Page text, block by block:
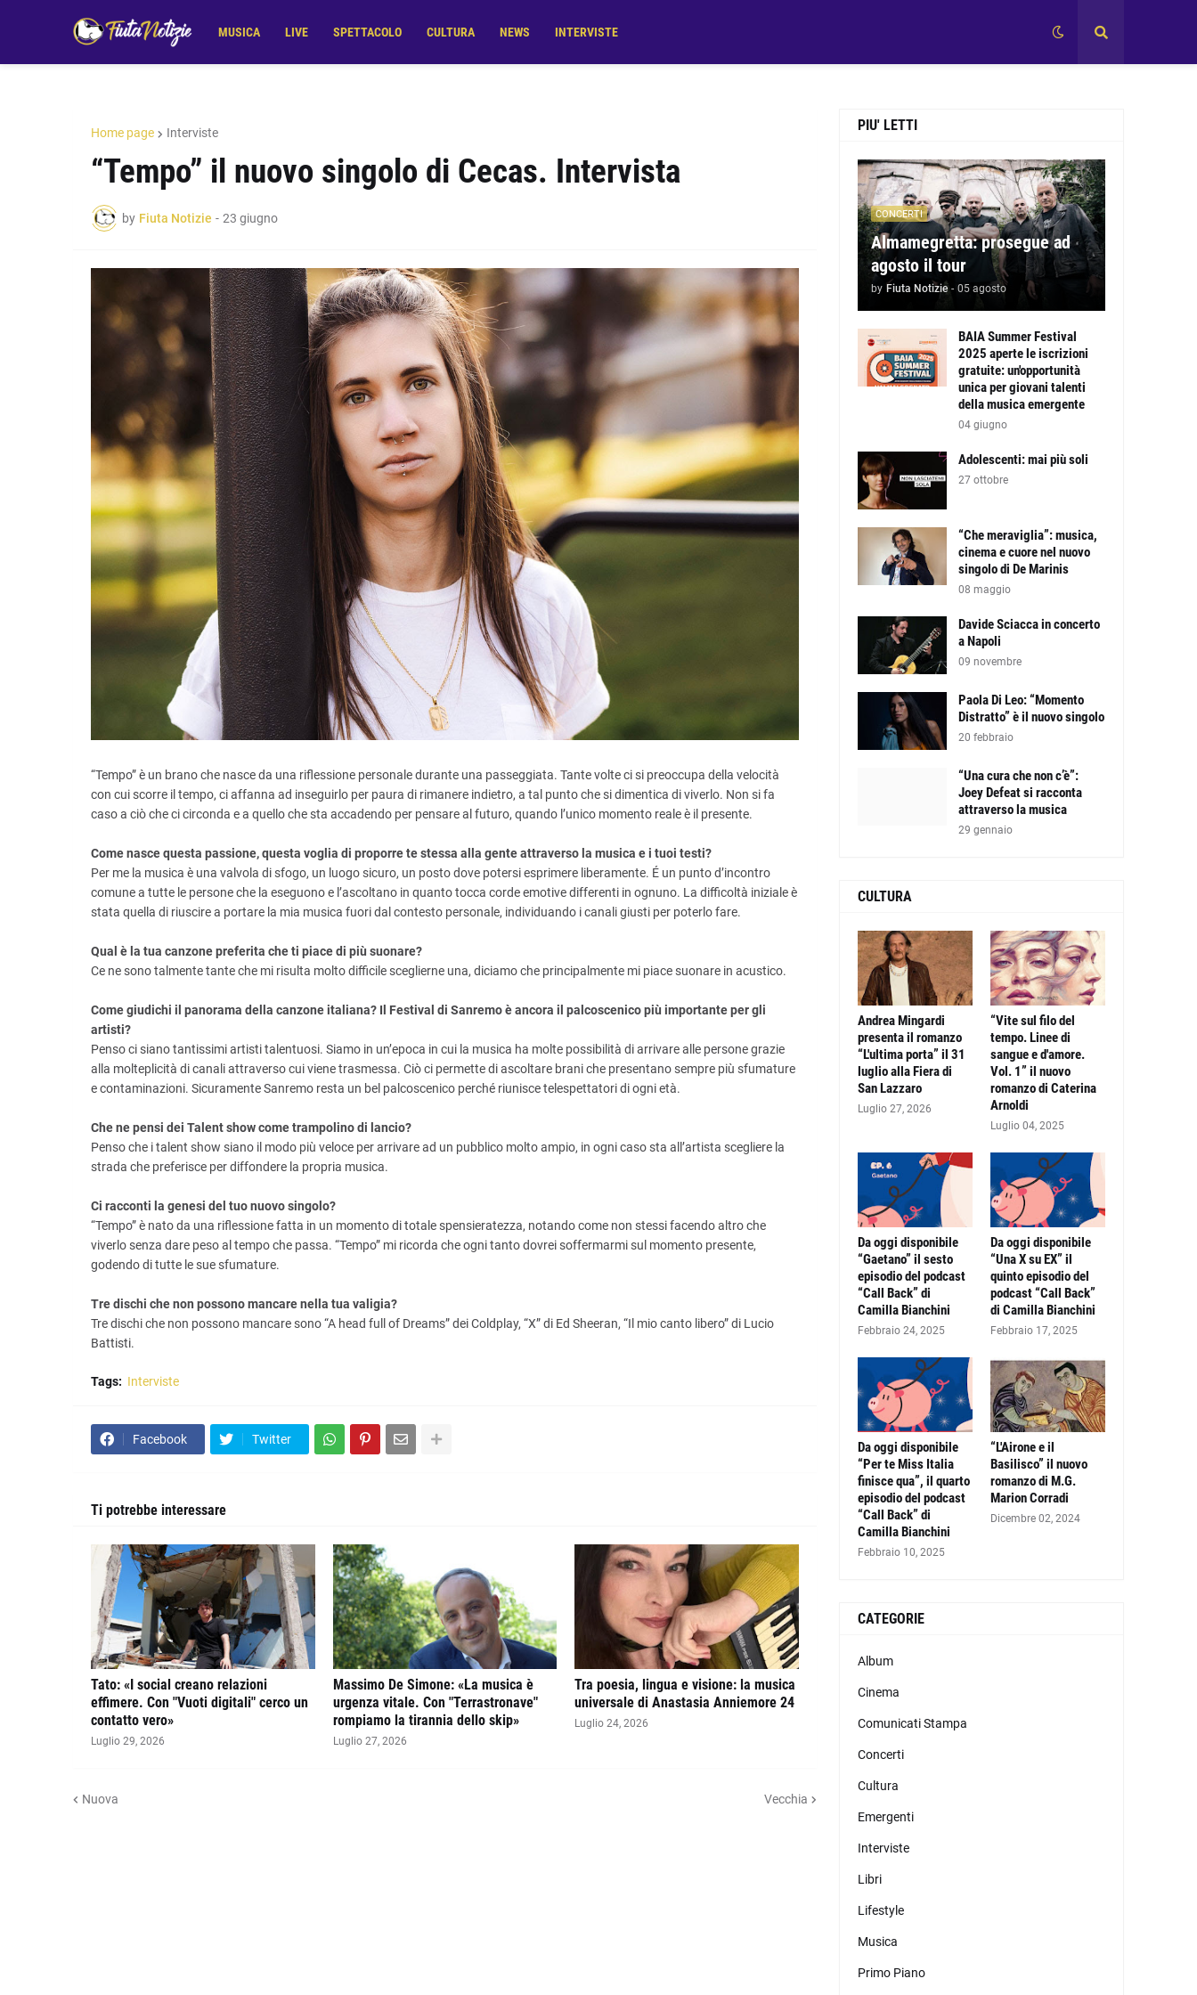
MUSICA LIVE SPETTACOLO CULTURA NEWS INTERVISTE
Home page Interviste
“Tempo” il nuovo singolo di Cecas. Intervista
by Fiuta Notizie - 23 giugno
“Tempo” è un brano che nasce da una riflessione personale durante una passeggiata. Tante volte ci si preoccupa della velocità
con cui scorre il tempo, ci affanna ad inseguirlo per paura di rimanere indietro, a tal punto che si dimentica di viverlo. Non si fa
caso a ciò che ci circonda e a quello che sta accadendo per pensare al futuro, quando l’unico momento reale è il presente.
Come nasce questa passione, questa voglia di proporre te stessa alla gente attraverso la musica e i tuoi testi?
Per me la musica è una valvola di sfogo, un luogo sicuro, un posto dove potersi esprimere liberamente. É un punto d’incontro
comune a tutte le persone che la eseguono e l’ascoltano in quanto tocca corde emotive differenti in ognuno. La difficoltà iniziale è
stata quella di riuscire a portare la mia musica fuori dal contesto personale, individuando i canali giusti per poterlo fare.
Qual è la tua canzone preferita che ti piace di più suonare?
Ce ne sono talmente tante che mi risulta molto difficile sceglierne una, diciamo che principalmente mi piace suonare in acustico.
Come giudichi il panorama della canzone italiana? Il Festival di Sanremo è ancora il palcoscenico più importante per gli
artisti?
Penso ci siano tantissimi artisti talentuosi. Siamo in un’epoca in cui la musica ha molte possibilità di arrivare alle persone grazie
alla molteplicità di canali attraverso cui viene trasmessa. Ciò ci permette di ascoltare brani che presentano sempre più sfumature
e contaminazioni. Sicuramente Sanremo resta un bel palcoscenico perché riunisce telespettatori di ogni età.
Che ne pensi dei Talent show come trampolino di lancio?
Penso che i talent show siano il modo più veloce per arrivare ad un pubblico molto ampio, in ogni caso sta all’artista scegliere la
strada che preferisce per diffondere la propria musica.
Ci racconti la genesi del tuo nuovo singolo?
“Tempo” è nato da una riflessione fatta in un momento di totale spensieratezza, notando come non stessi facendo altro che
viverlo senza dare peso al tempo che passa. “Tempo” mi ricorda che ogni tanto dovrei soffermarmi sul momento presente,
godendo di tutte le sue sfumature.
Tre dischi che non possono mancare nella tua valigia?
Tre dischi che non possono mancare sono “A head full of Dreams” dei Coldplay, “X” di Ed Sheeran, “Il mio canto libero” di Lucio
Battisti.
Tags: Interviste
Facebook Twitter
Ti potrebbe interessare
Tato: «I social creano relazioni
effimere. Con "Vuoti digitali" cerco un
contatto vero»
Luglio 29, 2026
Massimo De Simone: «La musica è
urgenza vitale. Con "Terrastronave"
rompiamo la tirannia dello skip»
Luglio 27, 2026
Tra poesia, lingua e visione: la musica
universale di Anastasia Anniemore 24
Luglio 24, 2026
Nuova Vecchia
PIU' LETTI
CONCERTI
Almamegretta: prosegue ad
agosto il tour
by Fiuta Notizie - 05 agosto
BAIA Summer Festival
2025 aperte le iscrizioni
gratuite: un'opportunità
unica per giovani talenti
della musica emergente
04 giugno
Adolescenti: mai più soli
27 ottobre
“Che meraviglia”: musica,
cinema e cuore nel nuovo
singolo di De Marinis
08 maggio
Davide Sciacca in concerto
a Napoli
09 novembre
Paola Di Leo: “Momento
Distratto” è il nuovo singolo
20 febbraio
“Una cura che non c’è”:
Joey Defeat si racconta
attraverso la musica
29 gennaio
CULTURA
Andrea Mingardi
presenta il romanzo
“L'ultima porta” il 31
luglio alla Fiera di
San Lazzaro
Luglio 27, 2026
“Vite sul filo del
tempo. Linee di
sangue e d'amore.
Vol. 1” il nuovo
romanzo di Caterina
Arnoldi
Luglio 04, 2025
Da oggi disponibile
“Gaetano” il sesto
episodio del podcast
“Call Back” di
Camilla Bianchini
Febbraio 24, 2025
Da oggi disponibile
“Una X su EX” il
quinto episodio del
podcast “Call Back”
di Camilla Bianchini
Febbraio 17, 2025
Da oggi disponibile
“Per te Miss Italia
finisce qua”, il quarto
episodio del podcast
“Call Back” di
Camilla Bianchini
Febbraio 10, 2025
“L'Airone e il
Basilisco” il nuovo
romanzo di M.G.
Marion Corradi
Dicembre 02, 2024
CATEGORIE
Album
Cinema
Comunicati Stampa
Concerti
Cultura
Emergenti
Interviste
Libri
Lifestyle
Musica
Primo Piano